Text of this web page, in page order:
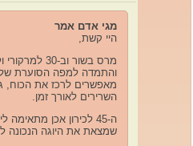
מגי אדם אמר
היי קשת,
מרס בשור וב-
והתמדה למפה הסוערת
מאפשרים לרכז את הכוח,
השרירים לאורך זמן.
ה-45 לכירון אכן
שמצאת את היוגה הנכונה